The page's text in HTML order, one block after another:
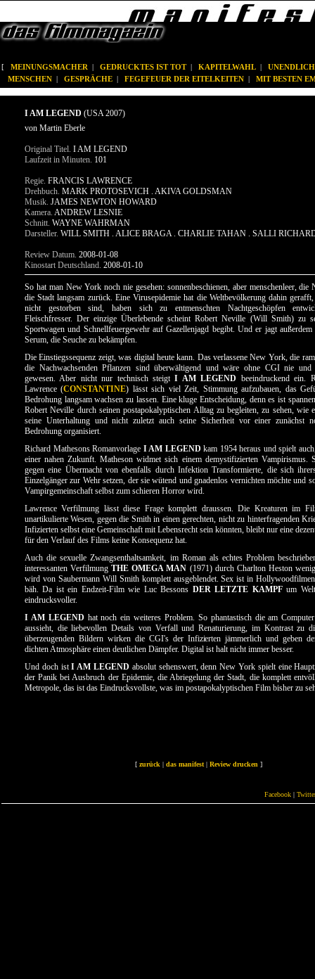
[ MEINUNGSMACHER | GEDRUCKTES IST TOT| KAPITELWAHL |
MENSCHEN | GESPRÄCHE | FEGEFEUER DER EITELKEITEN | MIT BESTEN
I AM LEGEND (USA 2007)
von Martin Eberle
Original Titel. I AM LEGEND
Laufzeit in Minuten. 101
Regie. FRANCIS LAWRENCE
Drehbuch. MARK PROTOSEVICH . AKIVA GOLDSMAN
Musik. JAMES NEWTON HOWARD
Kamera. ANDREW LESNIE
Schnitt. WAYNE WAHRMAN
Darsteller. WILL SMITH . ALICE BRAGA . CHARLIE TAHAN . SALLI
Review Datum. 2008-01-08
Kinostart Deutschland. 2008-01-10
So hat man New York noch nie gesehen: sonnenbeschienen, aber menschenleer, die
die Stadt langsam zurück. Eine Virusepidemie hat die Weltbevölkerung dahin
nicht gestorben sind, haben sich zu entmenschten Nachtgeschöpfen
Fleischfresser. Der einzige Überlebende scheint Robert Neville (Will Smith) zu
Sportwagen und Schnellfeuergewehr auf Gazellenjagd begibt. Und er jagt außerdem
Serum, die Seuche zu bekämpfen.
Die Einstiegssequenz zeigt, was digital heute kann. Das verlassene New York, die
die Nachwachsenden Pflanzen sind überwältigend und wäre ohne CGI nie und
gewesen. Aber nicht nur technisch steigtI AM LEGEND beeindruckend ein.
Lawrence (CONSTANTINE) lässt sich viel Zeit, Stimmung aufzubauen, das
Bedrohung langsam wachsen zu lassen. Eine kluge Entscheidung, denn es ist
Robert Neville durch seinen postapokalyptischen Alltag zu begleiten, zu sehen, wie
seine Unterhaltung und nicht zuletzt auch seine Sicherheit vor einer zunächst
Bedrohung organisiert.
Richard Mathesons Romanvorlage I AM LEGEND kam 1954 heraus und spielt
einer nahen Zukunft. Matheson widmet sich einem demystifizierten Vampirismus.
gegen eine Übermacht von ebenfalls durch Infektion Transformierte, die sich
Einzelgänger zur Wehr setzen, der sie wütend und gnadenlos vernichten möchte und
Vampirgemeinschaft selbst zum schieren Horror wird.
Lawrence Verfilmung lässt diese Frage komplett draussen. Die Kreaturen im
unartikulierte Wesen, gegen die Smith in einen gerechten, nicht zu hinterfragenden
Infizierten selbst eine Gemeinschaft mit Lebensrecht sein könnten, bleibt nur eine
für den Verlauf des Films keine Konsequenz hat.
Auch die sexuelle Zwangsenthaltsamkeit, im Roman als echtes Problem
interessanten VerfilmungTHE OMEGA MAN (1971) durch Charlton Heston
wird von Saubermann Will Smith komplett ausgeblendet. Sex ist in
bäh. Da ist ein Endzeit-Film wie Luc Bessons DER LETZTE KAMPF um
eindrucksvoller.
I AM LEGEND hat noch ein weiteres Problem. So phantastisch die am
aussieht, die liebevollen Details von Verfall und Renaturierung, im Kontrast zu
überzeugenden Bildern wirken die CGI's der Infizierten jämmerlich und geben
dichten Atmosphäre einen deutlichen Dämpfer. Digital ist halt nicht immer besser.
Und doch istI AM LEGEND absolut sehenswert, denn New York spielt eine
der Panik bei Ausbruch der Epidemie, die Abriegelung der Stadt, die komplett
Metropole, das ist das Eindrucksvollste, was im postapokalyptischen Film bisher zu
[ zurück | das manifest | Review drucken ]
Facebook |